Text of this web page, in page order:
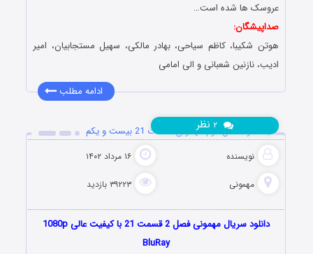
عروسک ها شده است…
صداپیشگان:
هوتن شکیبا، کاظم سیاحى، بهادر مالکى، سهیل مستجابیان، امیر
ادیب، نازنین شعبانى و الی امامی
ادامه مطلب
دانلود فصل دوم مهمونی قسمت 21 بیست و یکم
نویسنده ۱۶ مرداد ۱۴۰۲
مهمونی ۳۹۲۲۳ بازدید
۲ نظر
دانلود سریال مهمونی فصل 2 قسمت 21 با کیفیت عالی 1080p
BluRay